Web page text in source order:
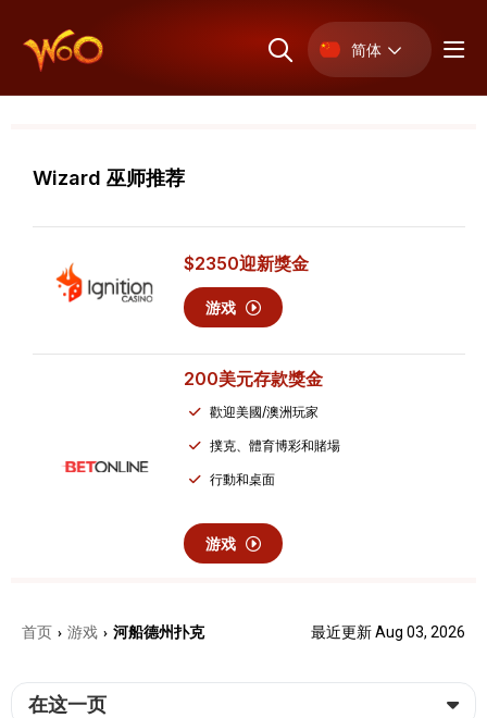
简体
Wizard 巫师推荐
$2350迎新獎金
游戏
200美元存款獎金
歡迎美國/澳洲玩家
撲克、體育博彩和賭場
行動和桌面
游戏
首页 › 游戏 › 河船德州扑克 最近更新 Aug 03, 2026
在这一页